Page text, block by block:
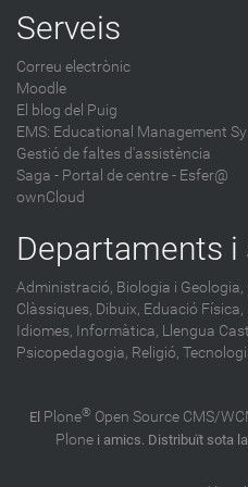
Serveis
Correu electrònic
Moodle
El blog del Puig
EMS: Educational Management
Gestió de faltes d'assistència
Saga - Portal de centre - Esfer@
ownCloud
Departaments i
Administració, Biologia i Geologia,
Clàssiques, Dibuix, Eduació Física,
Idiomes, Informàtica, Llengua
Psicopedagogia, Religió,
El Plone® Open Source CMS/
Plonei amics. Distribuït sota